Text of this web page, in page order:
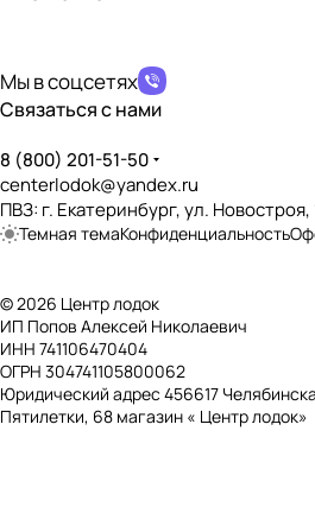
✔️
✔️
Дно, пол, палуба
Наличие слани ?
❌
Наличие нескользящего покрытия
✔️
Мы в соцсетях
Связаться с нами
8 (800) 201-51-50
centerlodok@yandex.ru
ПВЗ: г. Екатеринбург, ул. Новостроя,
Темная темаКонфиденциальность
© 2026 Центр лодок
ИП Попов Алексей Николаевич
ИНН 741106470404
ОГРН 304741105800062
Юридический адрес 456617
Пятилетки, 68 магазин « Центр лодок»